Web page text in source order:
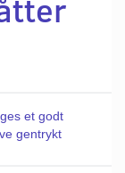
et godt
gentrykt